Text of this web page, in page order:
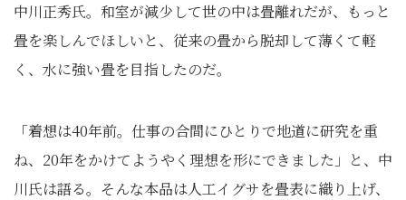
中川正秀氏。和室が減少して世の中は畳離れだが、もっと
畳を楽しんでほしいと、従来の畳から脱却して薄くて軽
く、水に強い畳を目指したのだ。
「着想は40年前。仕事の合間にひとりで地道に研究を重
ね、20年をかけてようやく理想を形にできました」と、中
川氏は語る。そんな本品は人工イグサを畳表に織り上げ、